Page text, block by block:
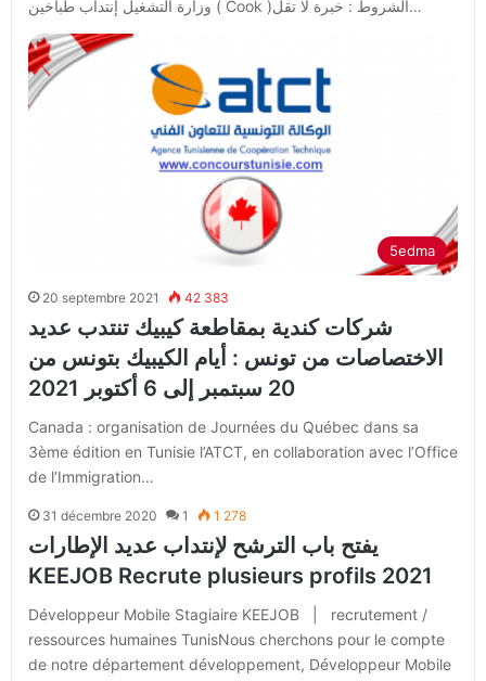
وزارة التشغيل إنتداب طباخين ( Cook )الشروط : خبرة لا تقل…
5edma
20 septembre 2021 42 383
شركات كندية بمقاطعة كيبيك تنتدب عديد
الاختصاصات من تونس : أيام الكيبيك بتونس من
20 سبتمبر إلى 6 أكتوبر 2021
Canada : organisation de Journées du Québec dans sa
3ème édition en Tunisie l’ATCT, en collaboration avec l’Office
de l’Immigration…
31 décembre 2020 1 1 278
يفتح باب الترشح لإنتداب عديد الإطارات
KEEJOB Recrute plusieurs profils 2021
Développeur Mobile Stagiaire KEEJOB | recrutement /
ressources humaines TunisNous cherchons pour le compte
de notre département développement, Développeur Mobile